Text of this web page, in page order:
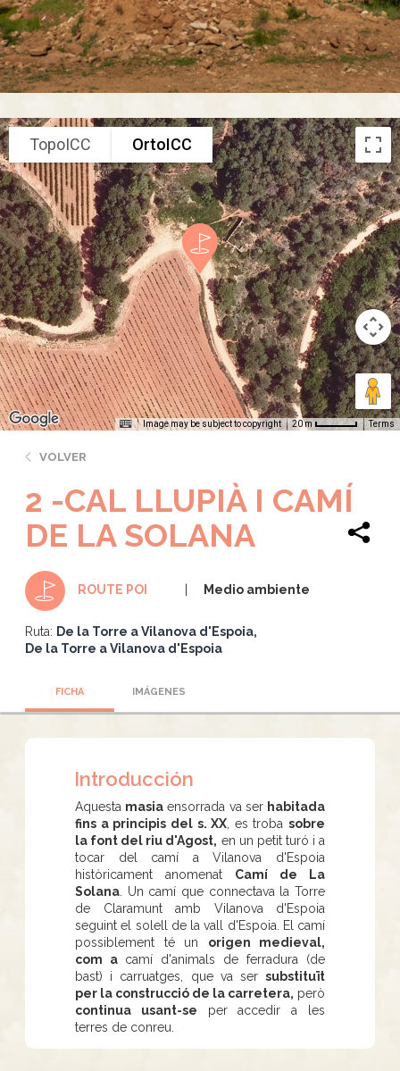
TopoICC OrtoICC
Image may be subject to copyright 20 m Terms
VOLVER
2 -CAL LLUPIÀ I CAMÍ
DE LA SOLANA
ROUTE POI Medio ambiente
Ruta: De la Torre a Vilanova d'Espoia
De la Torre a Vilanova d'Espoia
FICHA IMÁGENES
Introducción
Aquesta masia ensorrada va ser habitada
fins a principis del s. XX , es troba sobre
la font del riu d'Agost, en un petit turó i a
tocar del camí a Vilanova d'Espoia
històricament anomenat Camí de La
Solana . Un camí que connectava la Torre
de Claramunt amb Vilanova d'Espoia
seguint el solell de la vall d'Espoia. El camí
possiblement té un origen medieval,
com a camí d'animals de ferradura (de
bast) i carruatges, que va ser substituït
per la construcció de la carretera, però
continua usant-se per accedir a les
terres de conreu.